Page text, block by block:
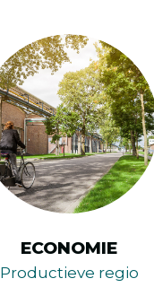
ECONOMIE
Productieve regio